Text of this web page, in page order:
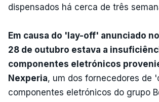
dispensados há cerca de três
Em causa do 'lay-off' anunciado
28 de outubro estava a
componentes eletrónicos
Nexperia, um dos fornecedores de
componentes eletrónicos do grupo